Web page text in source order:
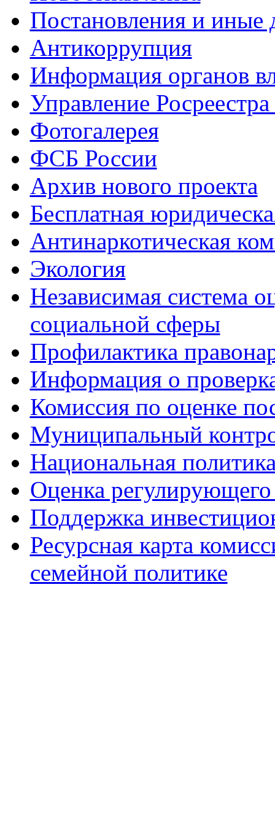
Постановления и иные
Антикоррупция
Информация органов
Управление
Фотогалерея
ФСБ России
Архив нового проекта
Бесплатная
Антинаркотическая
Экология
Независимая система
социальной сферы
Профилактика
Информация о
Комиссия по оценке
Муниципальный
Национальная
Оценка регулирующего
Поддержка
Ресурсная карта
семейной политике